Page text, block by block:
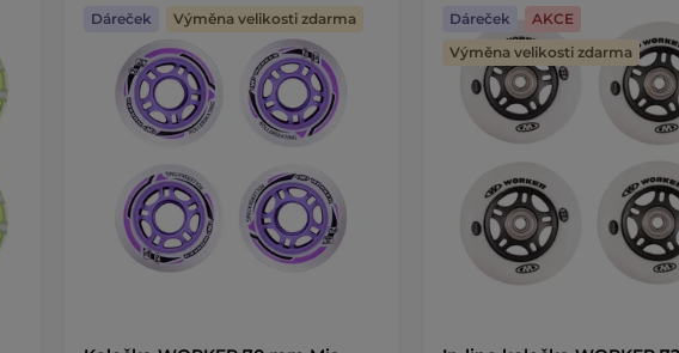
Dáreček Výměna velikosti zdarma Dáreček
AKCE
Výměna velikosti zdarma